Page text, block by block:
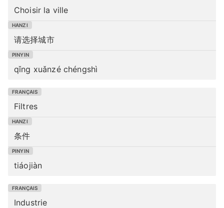
Choisir la ville
请选择城市
qǐng xuǎnzé chéngshì
Filtres
条件
tiáojiàn
Industrie